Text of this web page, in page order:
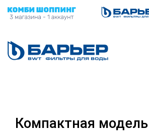
Skip
Компактная